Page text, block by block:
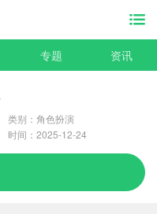
专题 资讯
类别：角色扮演
时间：2025-12-24